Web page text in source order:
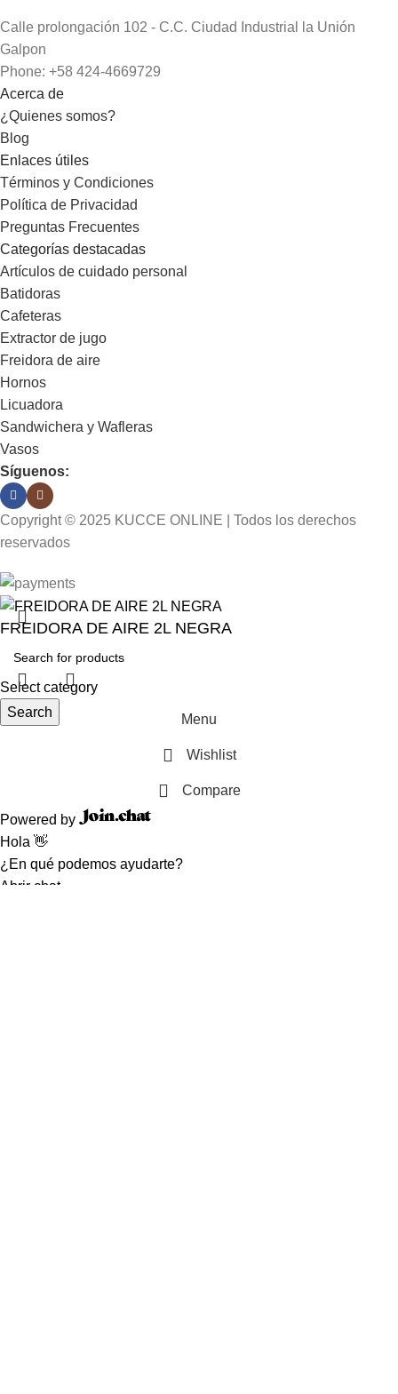
Calle prolongación 102 - C.C. Ciudad Industrial la Unión
Galpon
Phone: +58 424-4669729
Acerca de
¿Quienes somos?
Blog
Enlaces útiles
Términos y Condiciones
Política de Privacidad
Preguntas Frecuentes
Categorías destacadas
Artículos de cuidado personal
Batidoras
Cafeteras
Extractor de jugo
Freidora de aire
Hornos
Licuadora
Sandwichera y Wafleras
Vasos
Síguenos:
Copyright © 2025 KUCCE ONLINE | Todos los derechos
reservados
Select category
Search
FREIDORA DE AIRE 2L NEGRA
Menu
Wishlist
Compare
Powered by
Hola 👋
¿En qué podemos ayudarte?
Abrir chat